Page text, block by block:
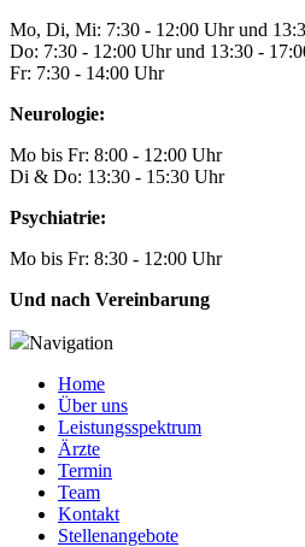
Mo, Di, Mi: 7:30 - 12:00 Uhr und
Do: 7:30 - 12:00 Uhr und 13:30 -
Fr: 7:30 - 14:00 Uhr
Neurologie:
Mo bis Fr: 8:00 - 12:00 Uhr
Di & Do: 13:30 - 15:30 Uhr
Psychiatrie:
Mo bis Fr: 8:30 - 12:00 Uhr
Und nach Vereinbarung
Navigation
Home
Über uns
Leistungsspektrum
Ärzte
Termin
Team
Kontakt
Stellenangebote